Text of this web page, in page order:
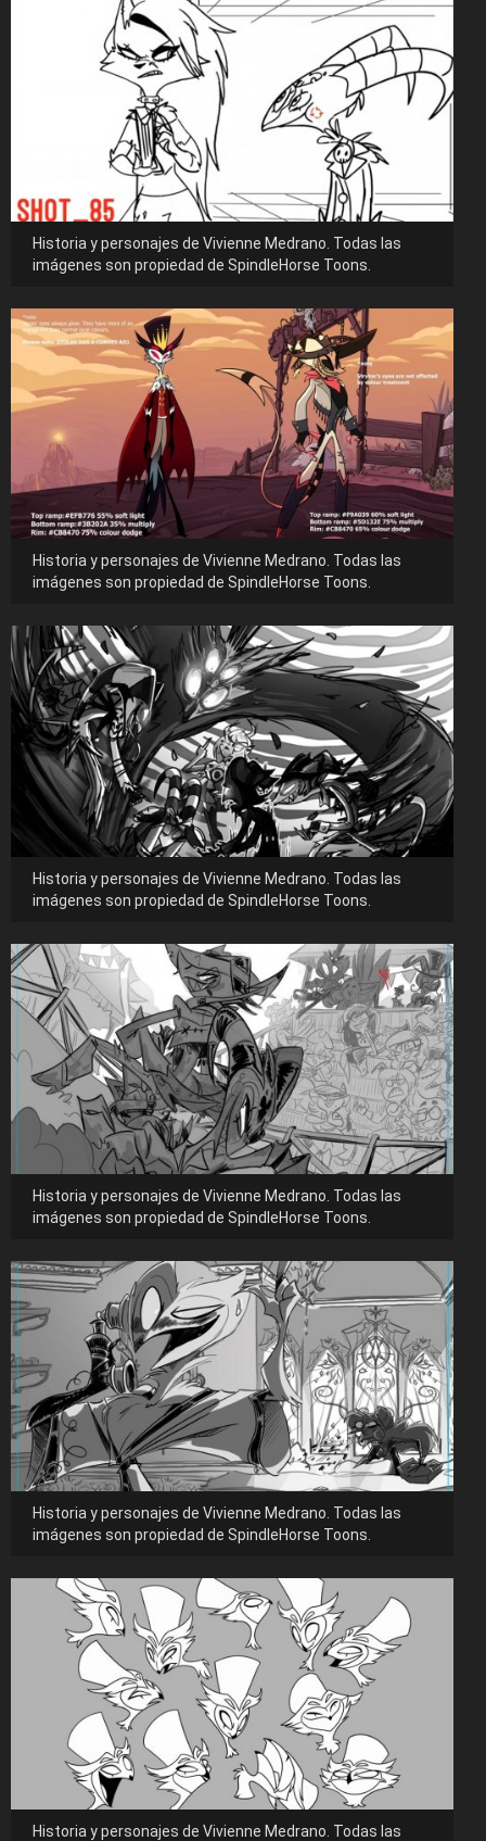
Historia y personajes de Vivienne Medrano. Todas las
imágenes son propiedad de SpindleHorse Toons.
Historia y personajes de Vivienne Medrano. Todas las
imágenes son propiedad de SpindleHorse Toons.
Historia y personajes de Vivienne Medrano. Todas las
imágenes son propiedad de SpindleHorse Toons.
Historia y personajes de Vivienne Medrano. Todas las
imágenes son propiedad de SpindleHorse Toons.
Historia y personajes de Vivienne Medrano. Todas las
imágenes son propiedad de SpindleHorse Toons.
Historia y personajes de Vivienne Medrano. Todas las